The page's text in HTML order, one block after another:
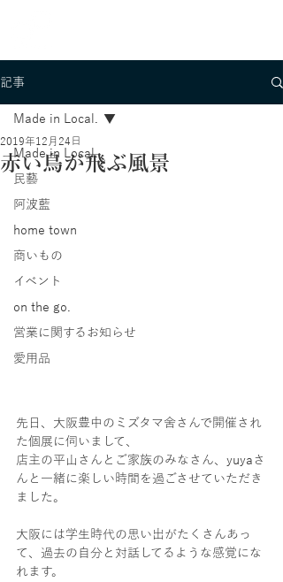
記事
Made in Local.
民藝
阿波藍
home town
商いもの
イベント
on the go.
営業に関するお知らせ
愛用品
Made in Local.
赤い鳥が飛ぶ風景
2019年12月24日
先日、大阪豊中のミズタマ舍さんで開催され
た個展に伺いまして、
店主の平山さんとご家族のみなさん、yuyaさ
んと一緒に楽しい時間を過ごさせていただき
ました。
大阪には学生時代の思い出がたくさんあっ
て、過去の自分と対話してるような感覚にな
れます。